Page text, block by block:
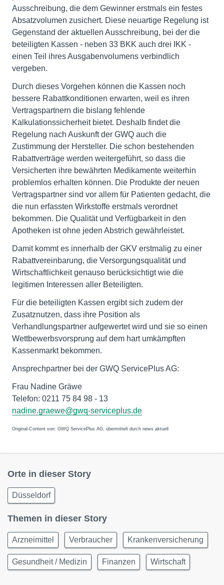
Ausschreibung, die dem Gewinner erstmals ein festes
Absatzvolumen zusichert. Diese neuartige Regelung ist
Gegenstand der aktuellen Ausschreibung, bei der die
beteiligten Kassen - neben 33 BKK auch drei IKK -
einen Teil ihres Ausgabenvolumens verbindlich
vergeben.
Durch dieses Vorgehen können die Kassen noch
bessere Rabattkonditionen erwarten, weil es ihren
Vertragspartnern die bislang fehlende
Kalkulationssicherheit bietet. Deshalb findet die
Regelung nach Auskunft der GWQ auch die
Zustimmung der Hersteller. Die schon bestehenden
Rabattverträge werden weitergeführt, so dass die
Versicherten ihre bewährten Medikamente weiterhin
problemlos erhalten können. Die Produkte der neuen
Vertragspartner sind vor allem für Patienten gedacht, die
die nun erfassten Wirkstoffe erstmals verordnet
bekommen. Die Qualität und Verfügbarkeit in den
Apotheken ist ohne jeden Abstrich gewährleistet.
Damit kommt es innerhalb der GKV erstmalig zu einer
Rabattvereinbarung, die Versorgungsqualität und
Wirtschaftlichkeit genauso berücksichtigt wie die
legitimen Interessen aller Beteiligten.
Für die beteiligten Kassen ergibt sich zudem der
Zusatznutzen, dass ihre Position als
Verhandlungspartner aufgewertet wird und sie so einen
Wettbewerbsvorsprung auf dem hart umkämpften
Kassenmarkt bekommen.
Ansprechpartner bei der GWQ ServicePlus AG:
Frau Nadine Gräwe
Telefon: 0211 75 84 98 - 13
nadine.graewe@gwq-serviceplus.de
Original-Content von: GWQ ServicePlus AG, übermittelt durch news aktuell
Orte in dieser Story
Düsseldorf
Themen in dieser Story
Arzneimittel Verbraucher Krankenversicherung
Gesundheit / Medizin Finanzen Wirtschaft